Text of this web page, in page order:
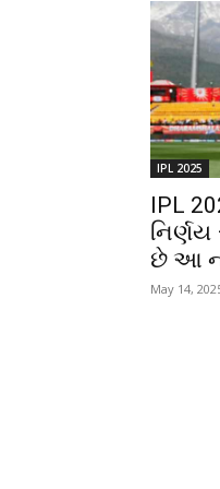
IPL 2025
IPL
છે આ
May 14,